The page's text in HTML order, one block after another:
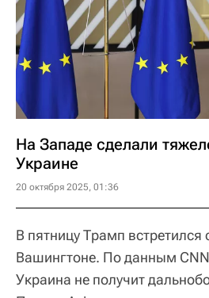
На Западе сделали
Украине
20 октября 2025, 01:36
В пятницу Трамп встретился
Вашингтоне. По данным
Украина не получит